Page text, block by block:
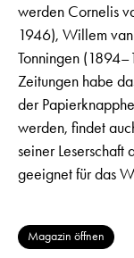
werden Cornelis
1946), Willem
Tonningen
Zeitungen habe
der
werden, findet
seiner Leserschaft
geeignet für das
Magazin öffnen